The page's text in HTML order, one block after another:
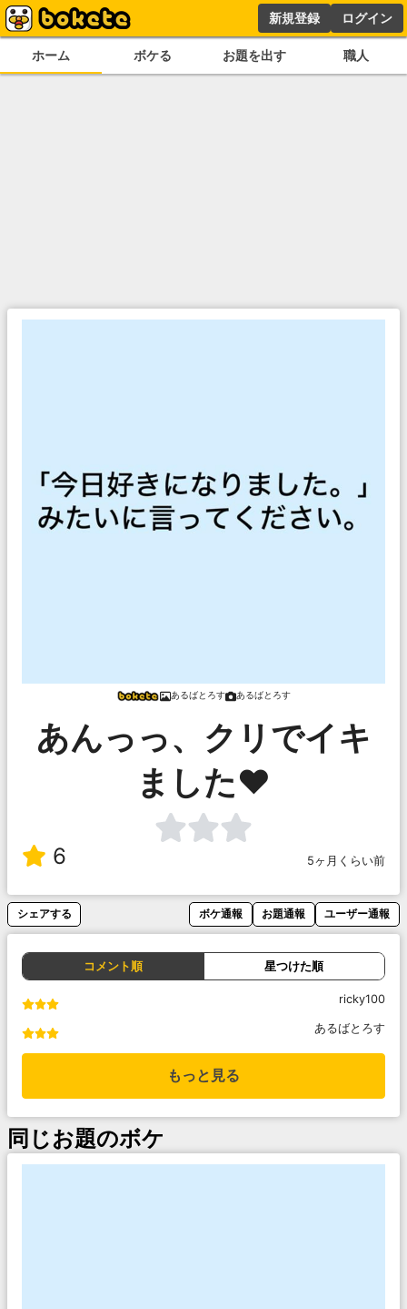
新規登録 ログイン
ホーム ボケる お題を出す 職人
あるばとろす あるばとろす
あんっっ、クリでイキ
ました❤️
6 5ヶ月くらい前
シェアする ボケ通報 お題通報 ユーザー通報
コメント順 星つけた順
ricky100
あるばとろす
もっと見る
同じお題のボケ